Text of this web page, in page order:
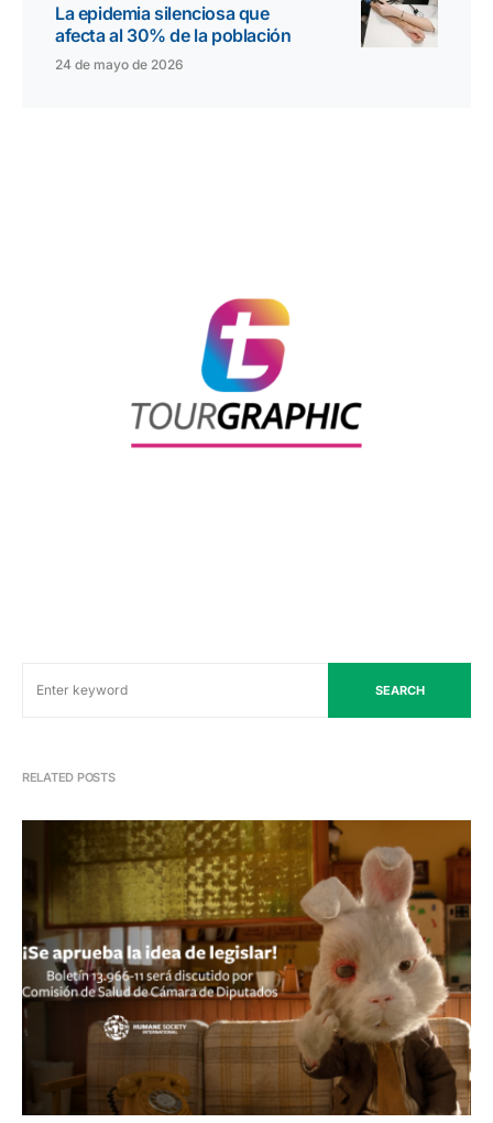
La epidemia silenciosa que
afecta al 30% de la población
24 de mayo de 2026
SEARCH
RELATED POSTS